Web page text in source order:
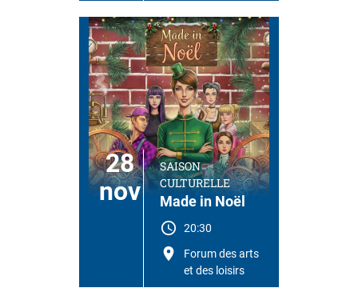
28
nov
SAISON
CULTURELLE
Made in Noël
20:30
Forum des arts
et des loisirs